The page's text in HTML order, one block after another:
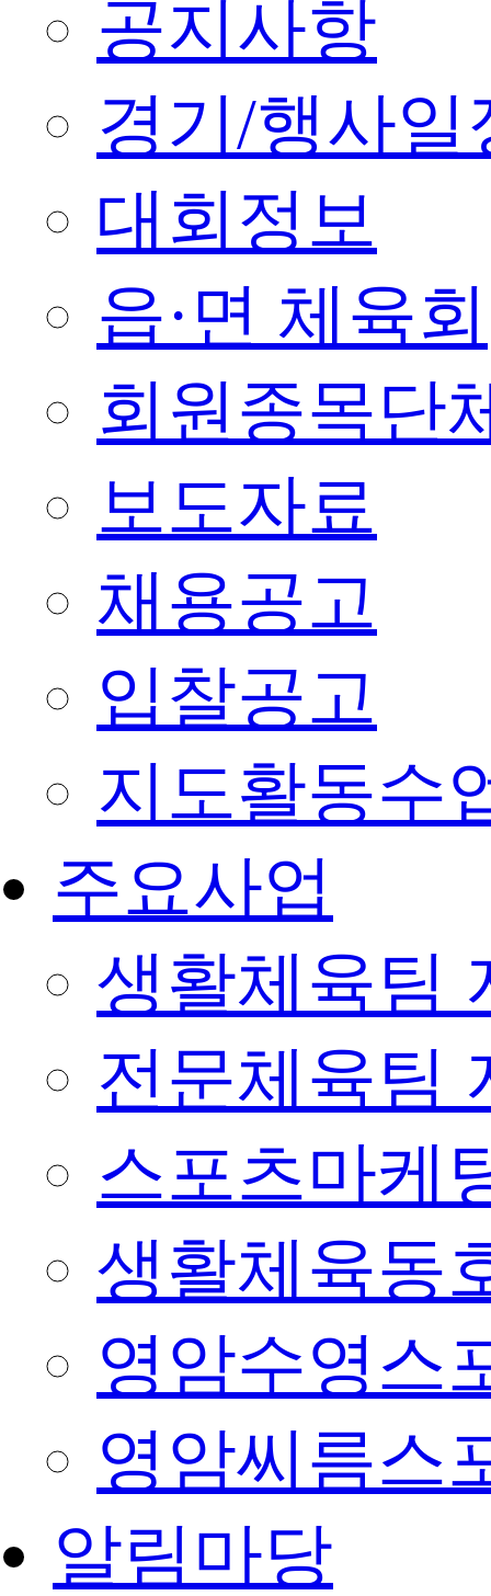
공지사항
경기/행사일
대회정보
읍·면 체육회
회원종목단
보도자료
채용공고
입찰공고
지도활동수
주요사업
생활체육팀
전문체육팀
스포츠마케
생활체육동
영암수영스
영암씨름스
알림마당